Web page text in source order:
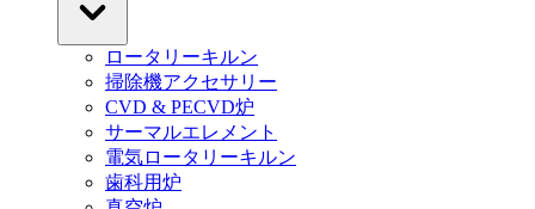
ロータリーキルン
掃除機アクセサリー
CVD & PECVD炉
サーマルエレメント
電気ロータリーキルン
歯科用炉